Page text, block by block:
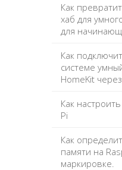
Как
хаб для
для
Как
системе
HomeKit
Как
Pi
Как
памяти на
маркировке.